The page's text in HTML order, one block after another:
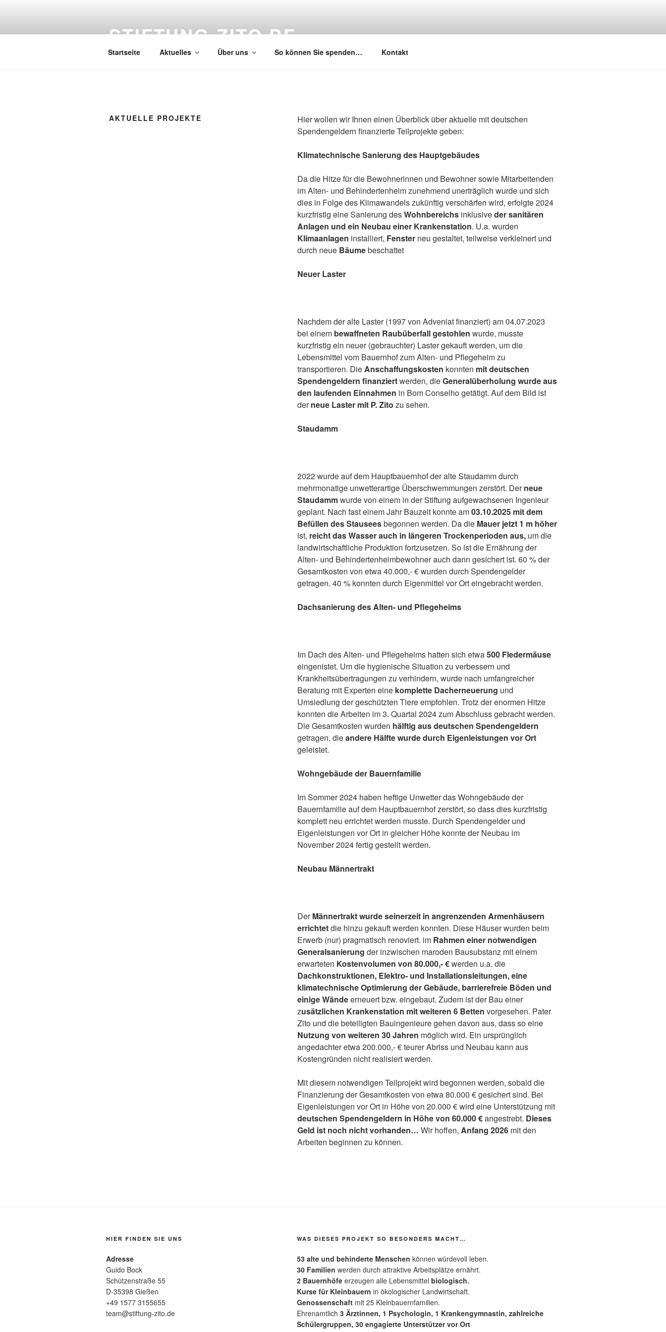
STIFTUNG-ZITO.DE
Startseite Aktuelles Über uns So können Sie spenden… Kontakt
AKTUELLE PROJEKTE
Hier wollen wir Ihnen einen Überblick über aktuelle mit deutschen
Spendengeldern finanzierte Teilprojekte geben:
Klimatechnische Sanierung des Hauptgebäudes
Da die Hitze für die Bewohnerinnen und Bewohner sowie Mitarbeitenden
im Alten- und Behindertenheim zunehmend unerträglich wurde und sich
dies in Folge des Klimawandels zukünftig verschärfen wird, erfolgte 2024
kurzfristig eine Sanierung desWohnbereichs inklusiveder sanitären
Anlagen und ein Neubau einer Krankenstation. U.a. wurden
Klimaanlagen installiert, Fenster neu gestaltet, teilweise verkleinert und
durch neue Bäumebeschattet
Neuer Laster
Nachdem der alte Laster (1997 von Adveniat finanziert) am 04.07.2023
bei einem bewaffneten Raubüberfall gestohlen wurde, musste
kurzfristig ein neuer (gebrauchter) Laster gekauft werden, um die
Lebensmittel vom Bauernhof zum Alten- und Pflegeheim zu
transportieren. DieAnschaffungskosten konnten mit deutschen
Spendengeldern finanziertwerden, dieGeneralüberholung wurde aus
den laufenden Einnahmen in Bom Conselho getätigt. Auf dem Bild ist
derneue Laster mit P. Zito zu sehen.
Staudamm
2022 wurde auf dem Hauptbauernhof der alte Staudamm durch
mehrmonatige unwetterartige Überschwemmungen zerstört. Derneue
Staudammwurde von einem in der Stiftung aufgewachsenen Ingenieur
geplant. Nach fast einem Jahr Bauzeit konnte am03.10.2025 mit dem
Befüllen des Stauseesbegonnen werden. Da die Mauer jetzt 1 m höher
ist, reicht das Wasser auch in längeren Trockenperioden aus,um die
landwirtschaftliche Produktion fortzusetzen. So ist die Ernährung der
Alten- und Behindertenheimbewohner auch dann gesichert ist. 60 % der
Gesamtkosten von etwa 40.000,- € wurden durch Spendengelder
getragen. 40 % konnten durch Eigenmittel vor Ort eingebracht werden.
Dachsanierung des Alten- und Pflegeheims
Im Dach des Alten- und Pflegeheims hatten sich etwa500 Fledermäuse
eingenistet. Um die hygienische Situation zu verbessern und
Krankheitsübertragungen zu verhindern, wurde nach umfangreicher
Beratung mit Experten eine komplette Dacherneuerung und
Umsiedlung der geschützten Tiere empfohlen. Trotz der enormen Hitze
konnten die Arbeiten im 3. Quartal 2024 zum Abschluss gebracht werden.
Die Gesamtkosten wurden hälftig aus deutschen Spendengeldern
getragen, dieandere Hälfte wurde durch Eigenleistungen vor Ort
geleistet.
Wohngebäude der Bauernfamilie
Im Sommer 2024 haben heftige Unwetter das Wohngebäude der
Bauernfamilie auf dem Hauptbauernhof zerstört, so dass dies kurzfristig
komplett neu errichtet werden musste. Durch Spendengelder und
Eigenleistungen vor Ort in gleicher Höhe konnte der Neubau im
November 2024 fertig gestellt werden.
Neubau Männertrakt
DerMännertrakt wurde seinerzeit in angrenzenden Armenhäusern
errichtetdie hinzu gekauft werden konnten. Diese Häuser wurden beim
Erwerb (nur) pragmatisch renoviert. im Rahmen einer notwendigen
Generalsanierung der inzwischen maroden Bausubstanz mit einem
erwarteten Kostenvolumen von 80.000,- €werden u.a. die
Dachkonstruktionen, Elektro- und Installationsleitungen, eine
klimatechnische Optimierung der Gebäude, barrierefreie Böden und
einige Wändeerneuert bzw. eingebaut. Zudem ist der Bau einer
zusätzlichen Krankenstation mit weiteren 6 Betten vorgesehen. Pater
Zito und die beteiligten Bauingenieure gehen davon aus, dass so eine
Nutzung von weiteren 30 Jahren möglich wird. Ein ursprünglich
angedachter etwa 200.000,- € teurer Abriss und Neubau kann aus
Kostengründen nicht realisiert werden.
Mit diesem notwendigen Teilprojekt wird begonnen werden, sobald die
Finanzierung der Gesamtkosten von etwa 80.000 € gesichert sind. Bei
Eigenleistungen vor Ort in Höhe von 20.000 € wird eine Unterstützung mit
deutschen Spendengeldern in Höhe von 60.000 €angestrebt. Dieses
Geld ist noch nicht vorhanden… Wir hoffen, Anfang 2026mit den
Arbeiten beginnen zu können.
HIER FINDEN SIE UNS
Adresse
Guido Bock
Schützenstraße 55
D-35398 Gießen
+49 1577 3155655
team@stiftung-zito.de
WAS DIESES PROJEKT SO BESONDERS MACHT…
53 alte und behinderte Menschen können würdevoll leben.
30 Familien werden durch attraktive Arbeitsplätze ernährt.
2 Bauernhöfe erzeugen alle Lebensmittel biologisch.
Kurse für Kleinbauern in ökologischer Landwirtschaft.
Genossenschaft mit 25 Kleinbauernfamilien.
Ehrenamtlich 3 Ärztinnen, 1 Psychologin, 1 Krankengymnastin, zahlreiche
Schülergruppen, 30 engagierte Unterstützer vor Ort